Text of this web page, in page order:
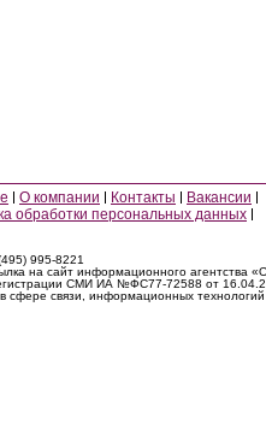
О компании Контакты
Вакансии
обработки персональных данных
995-8221
на сайт информационного агентства
СМИ ИА №ФС77-72588 от
связи, информационных